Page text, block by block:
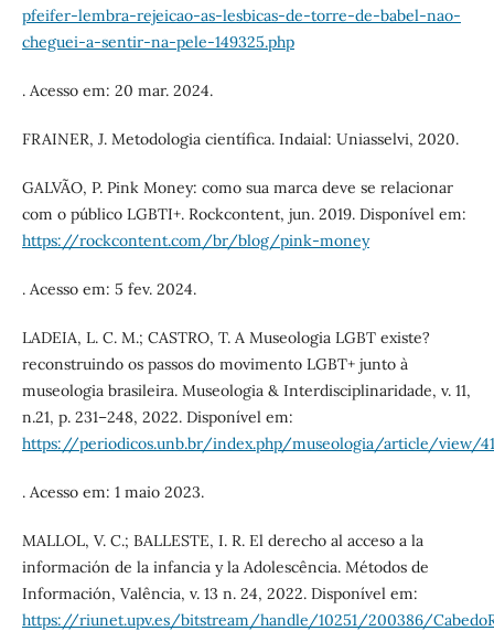
pfeifer-lembra-rejeicao-as-lesbicas-de-torre-de-babel-nao-
cheguei-a-sentir-na-pele-149325.php
. Acesso em: 20 mar. 2024.
FRAINER, J. Metodologia científica. Indaial: Uniasselvi, 2020.
GALVÃO, P. Pink Money: como sua marca deve se relacionar
com o público LGBTI+. Rockcontent, jun. 2019. Disponível em:
https://rockcontent.com/br/blog/pink-money
. Acesso em: 5 fev. 2024.
LADEIA, L. C. M.; CASTRO, T. A Museologia LGBT existe?
reconstruindo os passos do movimento LGBT+ junto à
museologia brasileira. Museologia & Interdisciplinaridade, v. 11,
n.21, p. 231–248, 2022. Disponível em:
https://periodicos.unb.br/index.php/museologia/article/view/
. Acesso em: 1 maio 2023.
MALLOL, V. C.; BALLESTE, I. R. El derecho al acceso a la
información de la infancia y la Adolescência. Métodos de
Información, Valência, v. 13 n. 24, 2022. Disponível em:
https://riunet.upv.es/bitstream/handle/10251/200386/